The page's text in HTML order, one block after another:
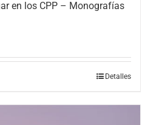
en los CPP – Monografías
Detalles